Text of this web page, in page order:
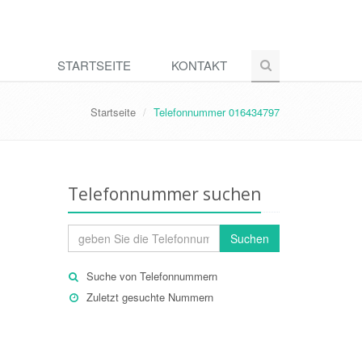
STARTSEITE KONTAKT
Startseite Telefonnummer 016434797
Telefonnummer suchen
Suchen
Suche von Telefonnummern
Zuletzt gesuchte Nummern